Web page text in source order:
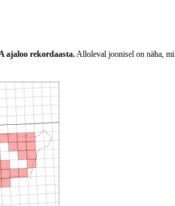
ajaloo rekordaasta.Alloleval joonisel on näha,